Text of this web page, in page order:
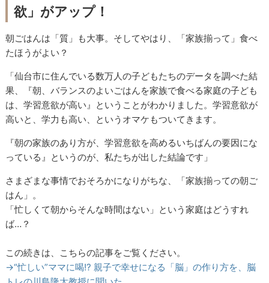
欲」がアップ！
朝ごはんは「質」も大事。そしてやはり、「家族揃って」食べ
たほうがよい？
「仙台市に住んでいる数万人の子どもたちのデータを調べた結
果、『朝、バランスのよいごはんを家族で食べる家庭の子ども
は、学習意欲が高い』ということがわかりました。学習意欲が
高いと、学力も高い、というオマケもついてきます。
『朝の家族のあり方が、学習意欲を高めるいちばんの要因にな
っている』というのが、私たちが出した結論です」
さまざまな事情でおそろかになりがちな、「家族揃っての朝ご
はん」。
「忙しくて朝からそんな時間はない」という家庭はどうすれ
ば…？
この続きは、こちらの記事をご覧ください。
→“忙しい”ママに喝!? 親子で幸せになる「脳」の作り方を、脳